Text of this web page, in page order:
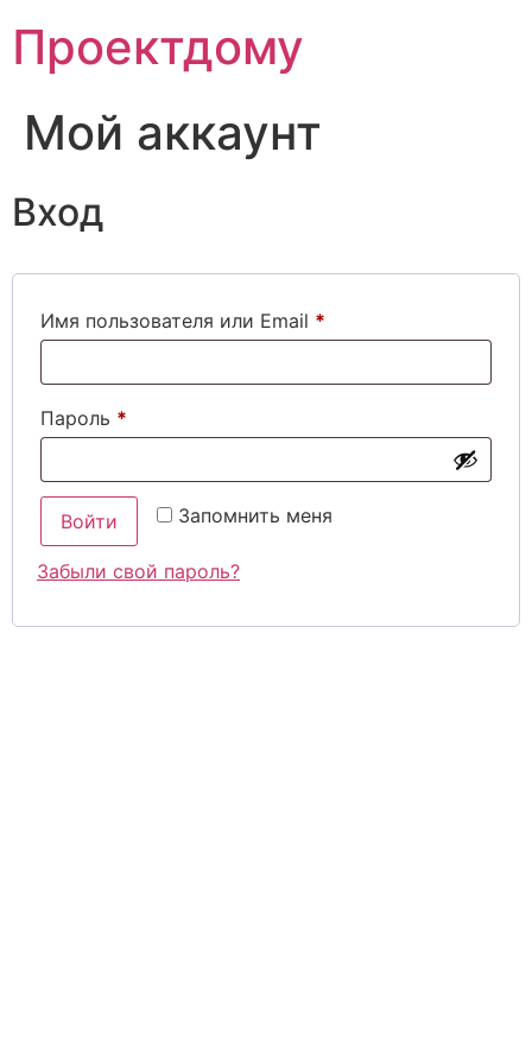
содержимому
Проектдому
Мой аккаунт
Вход
Имя пользователя или Email *
Пароль *
Запомнить меня
Войти
Забыли свой пароль?